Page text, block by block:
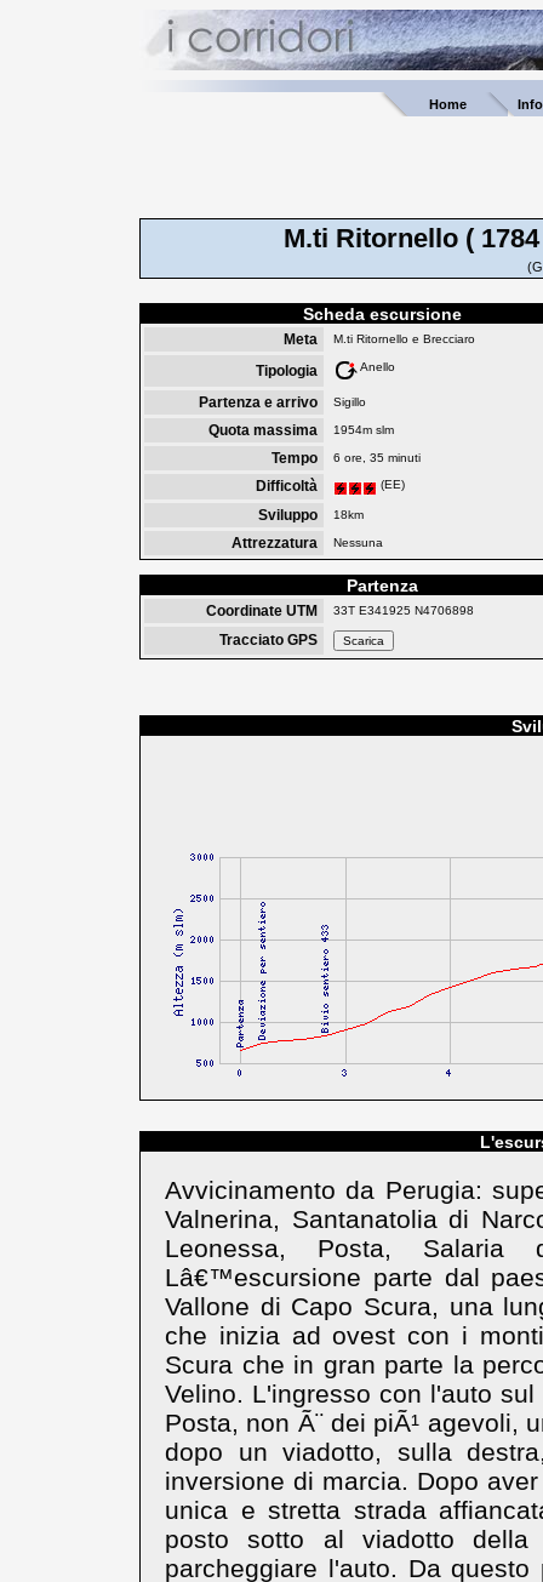
Home
M.ti Ritornello (
Scheda escursione
Meta M.ti Ritornello e Brecciaro
Tipologia Anello
Partenza e arrivo Sigillo
Quota massima 1954m slm
Tempo 6 ore, 35 minuti
Difficoltà (EE)
Sviluppo 18km
Attrezzatura Nessuna
Partenza
Coordinate UTM 33T E341925 N4706898
Tracciato GPS
Avvicinamento da Perugia:
Valnerina, Santanatolia di
Leonessa, Posta,
Lâ€™escursione parte dal
Vallone di Capo Scura, una
che inizia ad ovest con i
Scura che in gran parte la
Velino. L'ingresso con l'auto
Posta, non Ã¨ dei piÃ¹ agevoli,
dopo un viadotto, sulla
inversione di marcia. Dopo
unica e stretta strada
posto sotto al viadotto
parcheggiare l'auto. Da